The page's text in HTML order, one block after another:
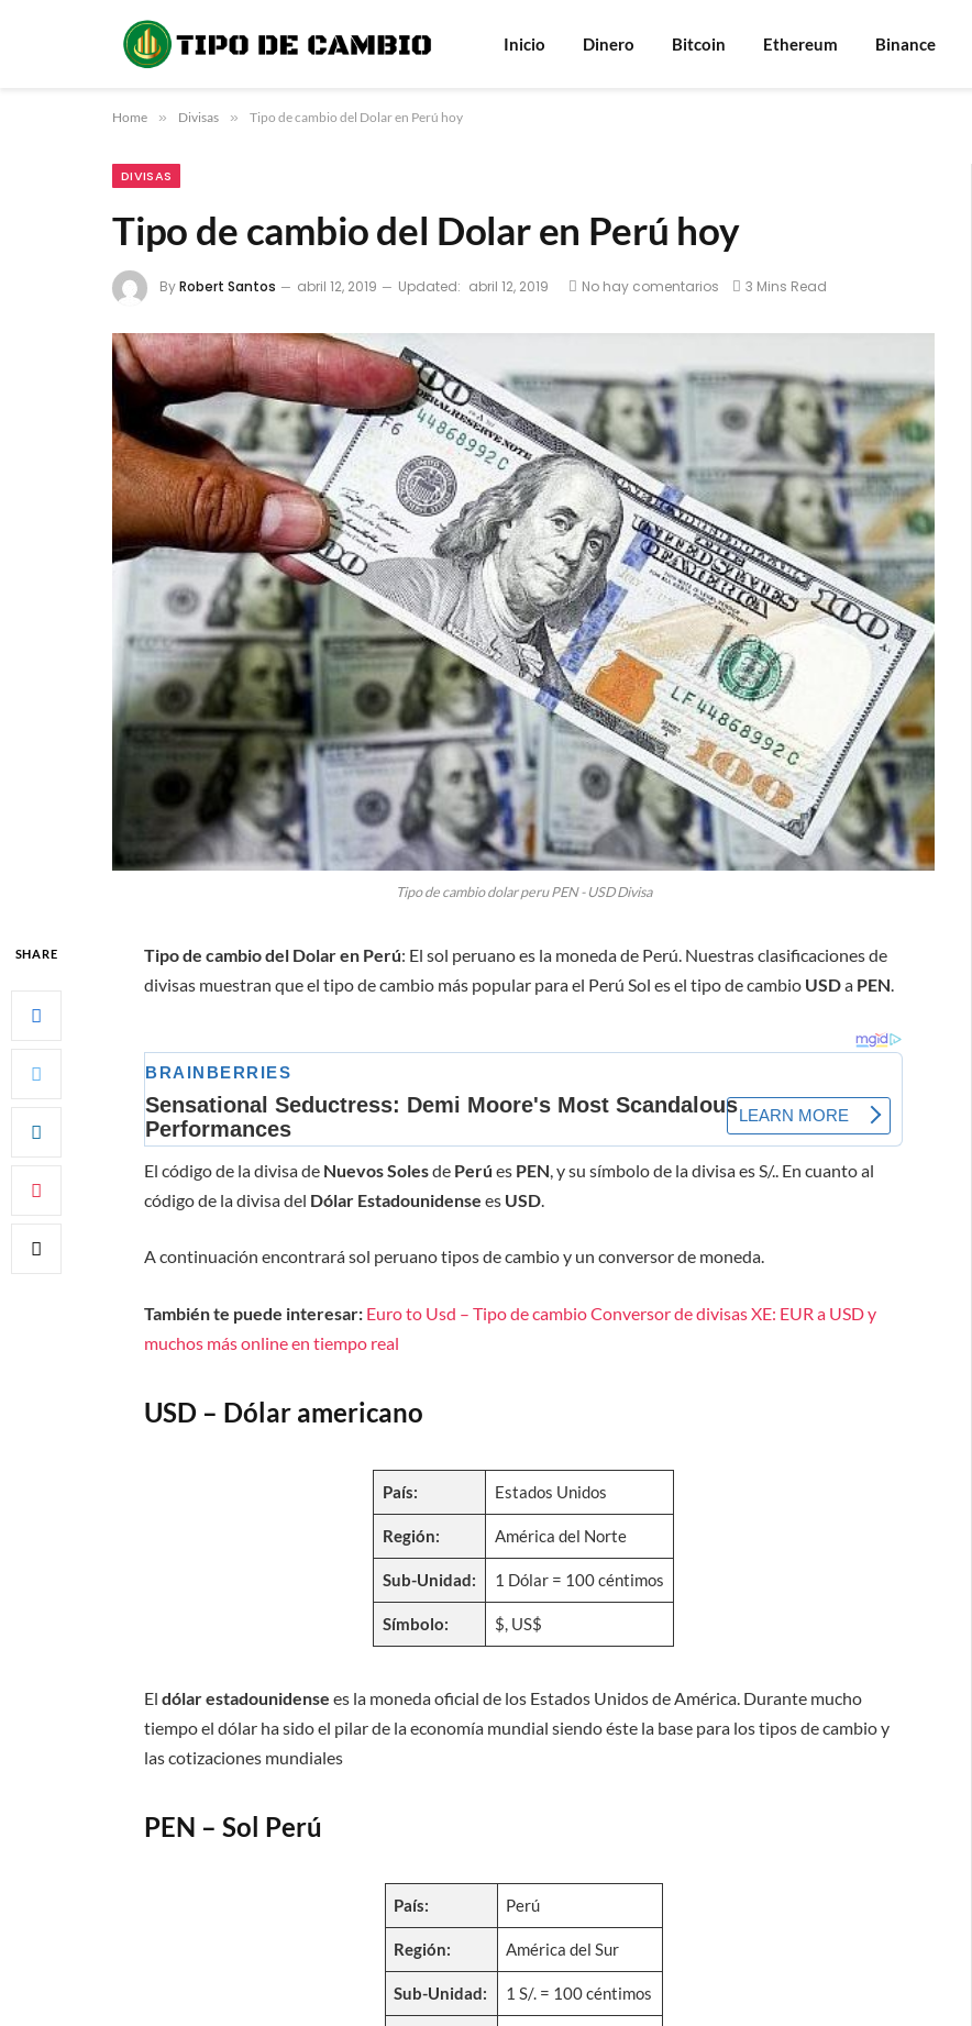
Inicio Dinero Bitcoin Ethereum Binance
Home » Divisas » Tipo de cambio del Dolar en Perú hoy
DIVISAS
Tipo de cambio del Dolar en Perú hoy
ByRobert Santos abril 12, 2019 Updated: abril 12, 2019 No hay comentarios 3 Mins Read
Tipo de cambio dolar peru PEN - USD Divisa
SHARE Tipo de cambio del Dolar en Perú: El sol peruano es la moneda de Perú. Nuestras clasificaciones de
divisas muestran que el tipo de cambio más popular para el Perú Sol es el tipo de cambio USDa PEN.
El código de la divisa de Nuevos Solesde Perú es PEN , y su símbolo de la divisa es S/.. En cuanto al
código de la divisa del Dólar Estadounidense es USD
A continuación encontrará sol peruano tipos de cambio y un conversor de moneda.
También te puede interesar: Euro to Usd – Tipo de cambio Conversor de divisas XE: EUR a USD y
muchos más online en tiempo real
USD – Dólar americano
País: Estados Unidos
Región: América del Norte
Sub-Unidad: 1 Dólar = 100 céntimos
Símbolo: $, US$
Eldólar estadounidense es la moneda oficial de los Estados Unidos de América. Durante mucho
tiempo el dólar ha sido el pilar de la economía mundial siendo éste la base para los tipos de cambio y
las cotizaciones mundiales
PEN – Sol Perú
País: Perú
Región: América del Sur
Sub-Unidad: 1 S/. = 100 céntimos